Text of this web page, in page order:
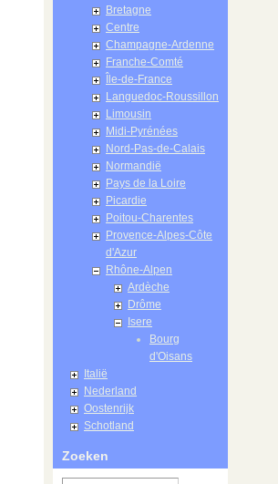
Bretagne
Centre
Champagne-Ardenne
Franche-Comté
Île-de-France
Languedoc-Roussillon
Limousin
Midi-Pyrénées
Nord-Pas-de-Calais
Normandië
Pays de la Loire
Picardie
Poitou-Charentes
Provence-Alpes-Côte
d'Azur
Rhône-Alpen
Ardèche
Drôme
Isere
Bourg
d'Oisans
Italië
Nederland
Oostenrijk
Schotland
Zoeken